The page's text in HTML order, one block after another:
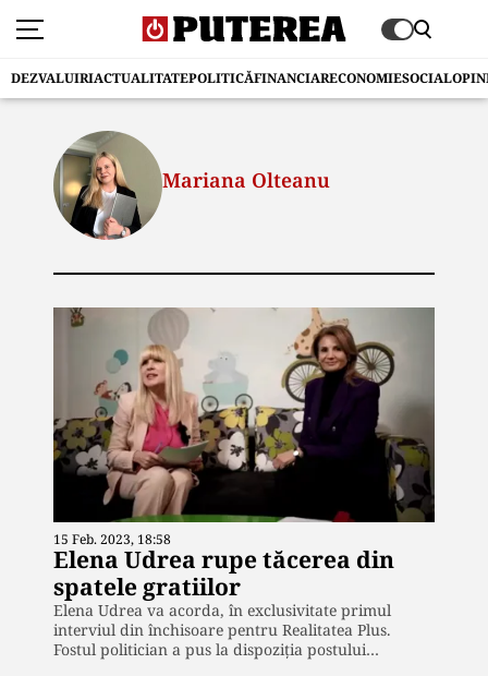
DEZVALUIRIACTUALITATEPOLITICĂFINANCIARECONOMIESOCIAL
Mariana Olteanu
15 Feb. 2023, 18:58
Elena Udrea rupe tăcerea din
spatele gratiilor
Elena Udrea va acorda, în exclusivitate primul
interviul din închisoare pentru Realitatea Plus.
Fostul politician a pus la dispoziția postului…